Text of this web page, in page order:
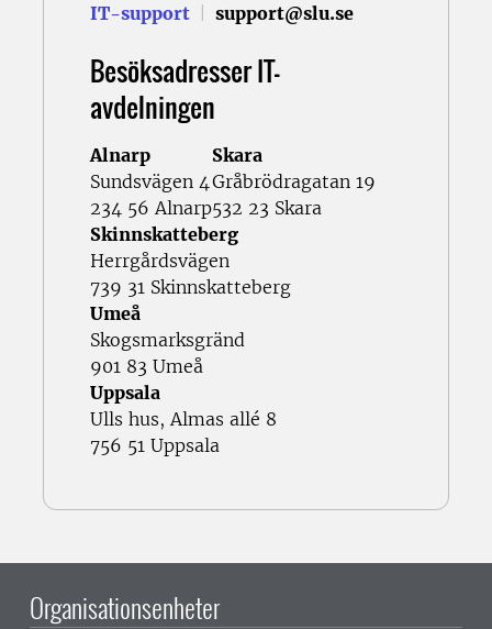
IT-support
support@slu.se
Besöksadresser IT-
avdelningen
Alnarp
Sundsvägen 4
234 56 Alnarp
Skara
Gråbrödragatan 19
532 23 Skara
Skinnskatteberg
Herrgårdsvägen
739 31 Skinnskatteberg
Umeå
Skogsmarksgränd
901 83 Umeå
Uppsala
Ulls hus, Almas allé 8
756 51 Uppsala
Organisationsenheter